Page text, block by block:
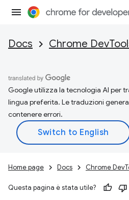
Docs Chrome
Google utilizza la tecnologia AI per
lingua preferita. Le traduzioni
contenere errori.
Home page Docs Chrome
Questa pagina è stata utile?